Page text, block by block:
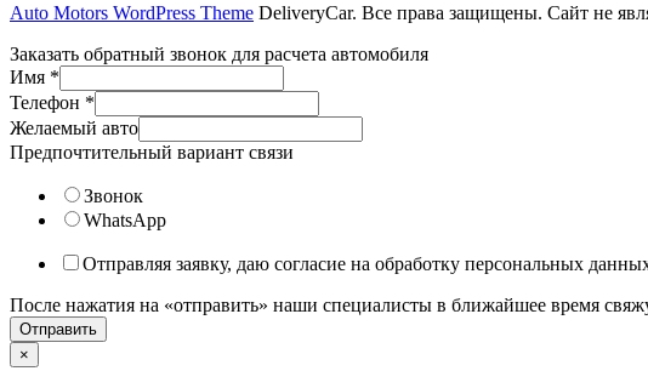
Auto Motors WordPress Theme DeliveryCar. Все права защищены. Сайт не
Заказать обратный звонок для расчета автомобиля
Имя *
Телефон *
Желаемый авто
Предпочтительный вариант связи
Звонок
WhatsApp
Отправляя заявку, даю согласие на обработку персональных
После нажатия на «отправить» наши специалисты в ближайшее время
Отправить
×